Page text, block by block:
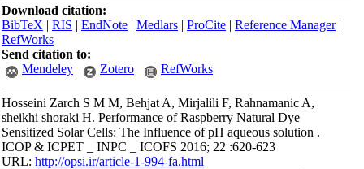
Download citation:
BibTeX|RIS|EndNote|Medlars|ProCite|Reference Manager
RefWorks
Send citation to:
Mendeley
Zotero RefWorks
Hosseini Zarch S M M, Behjat A, Mirjalili F, Rahnamanic A,
sheikhi shoraki H. Performance of Raspberry Natural Dye
Sensitized Solar Cells: The Influence of pH aqueous solution .
ICOP & ICPET _ INPC _ ICOFS 2016; 22 :620-623
URL:http://opsi.ir/article-1-994-fa.html